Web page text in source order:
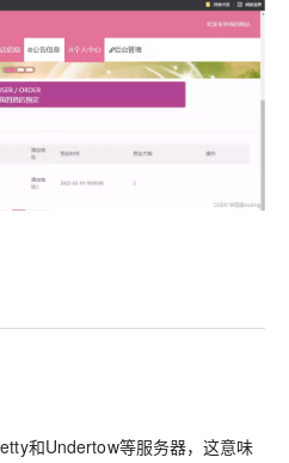
和Undertow等服务器，这意味